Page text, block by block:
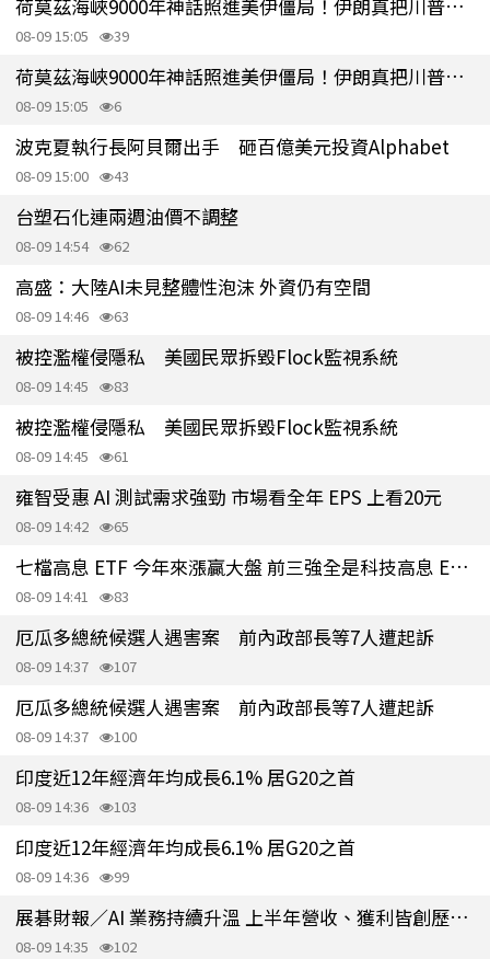
荷莫茲海峽9000年神話照進美伊僵局！伊朗真把川普逼入死角？
08-09 15:05 39
荷莫茲海峽9000年神話照進美伊僵局！伊朗真把川普逼入死角？
08-09 15:05 6
波克夏執行長阿貝爾出手 砸百億美元投資Alphabet
08-09 15:00 43
台塑石化連兩週油價不調整
08-09 14:54 62
高盛：大陸AI未見整體性泡沫 外資仍有空間
08-09 14:46 63
被控濫權侵隱私 美國民眾拆毀Flock監視系統
08-09 14:45 83
被控濫權侵隱私 美國民眾拆毀Flock監視系統
08-09 14:45 61
雍智受惠 AI 測試需求強勁 市場看全年 EPS 上看20元
08-09 14:42 65
七檔高息 ETF 今年來漲贏大盤 前三強全是科技高息 ETF、冠軍狂漲83%
08-09 14:41 83
厄瓜多總統候選人遇害案 前內政部長等7人遭起訴
08-09 14:37 107
厄瓜多總統候選人遇害案 前內政部長等7人遭起訴
08-09 14:37 100
印度近12年經濟年均成長6.1% 居G20之首
08-09 14:36 103
印度近12年經濟年均成長6.1% 居G20之首
08-09 14:36 99
展碁財報／AI 業務持續升溫 上半年營收、獲利皆創歷史新高
08-09 14:35 102